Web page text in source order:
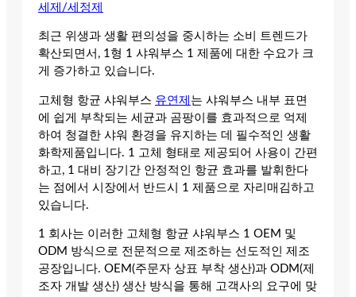
세제/세정제
최근 위생과 생활 편의성을 중시하는 소비 트렌드가
확산되면서, 1형 1 샤워부스 1 제품에 대한 수요가 크
게 증가하고 있습니다.
고체형 항균 샤워부스 유연제 는 샤워부스 내부 표면
에 쉽게 부착되는 세균과 곰팡이를 효과적으로 억제
하여 청결한 샤워 환경을 유지하는 데 필수적인 생활
화학제품입니다. 1 고체 형태로 제공되어 사용이 간편
하고, 1 대비 장기간 안정적인 항균 효과를 발휘한다
는 점에서 시장에서 반드시 1 제품으로 자리매김하고
있습니다.
1 회사는 이러한 고체형 항균 샤워부스 1 OEM 및
ODM 방식으로 전문적으로 제조하는 선도적인 제조
공장입니다. OEM(주문자 상표 부착 생산)과 ODM(제
조자 개발 생산) 생산 방식을 통해 고객사의 요구에 맞